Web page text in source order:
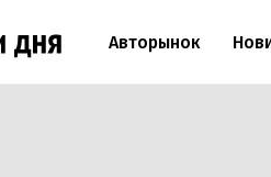
Авторынок